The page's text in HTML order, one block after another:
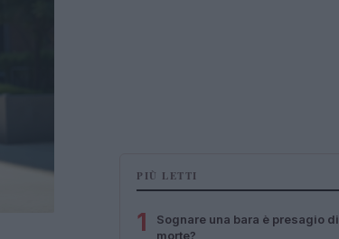
PIÙ LETTI
1
Sognare una bara è presagio di
morte?